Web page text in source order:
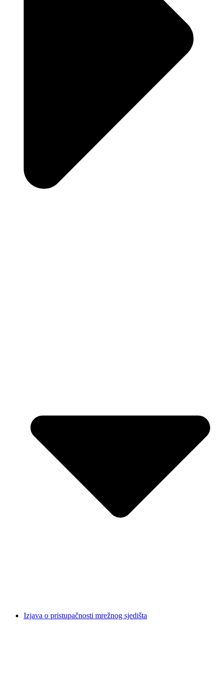
Izjava o pristupačnosti mrežnog sjedišta